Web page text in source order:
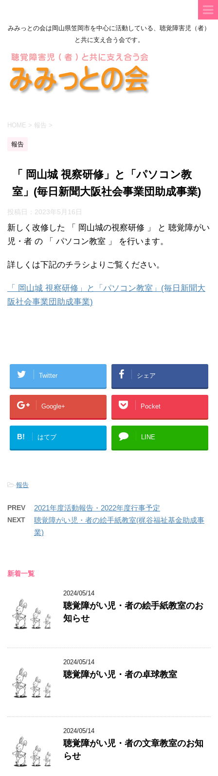
みみっとの会は岡山県笠岡市を中心に活動している、聴覚障害児（者）
と共に支え合う会です。
HOME > 報告 >
報告
「 岡山城 視察研修」と「パソコン教
室」(毎日新聞大阪社会事業団助成事業)
投稿日： 2023年5月16日
新しく改修した 「 岡山城の視察研修 」 と 聴覚障がい
児・者 の 「 パソコン教室 」 を行います。
詳しくは下記のチラシよりご覧ください。
「 岡山城 視察研修」と「パソコン教室」(毎日新聞大
阪社会事業団助成事業)
Twitter シェア
Google+ Pocket
B! はてブ LINE
-報告
PREV 2021年度活動報告・2022年度行事予定
NEXT
聴覚障がい児・者の絵手紙教室(梶谷福祉基金助成事
業)
新着一覧
2024/05/14
聴覚障がい児・者の絵手紙教室のお
知らせ
2024/05/14
聴覚障がい児・者の卓球教室
2024/05/14
聴覚障がい児・者の文章教室のお知
らせ